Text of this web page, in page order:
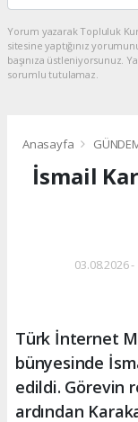
Yorum yazarak Topluluk
sitesine yaptığınız
başınıza üstleniyorsunuz.
sorumlu tutulamaz.
Anasayfa
İsmail
03.08.2026
Türk İnternet
bünyesinde
edildi. Görevin
ardından